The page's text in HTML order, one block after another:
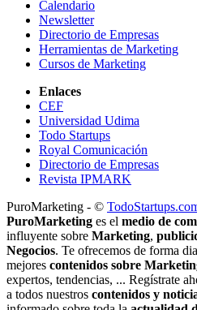
Calendario
Newsletter
Directorio de Empresas
Herramientas de Marketing
Cursos de Marketing
Enlaces
CEF
Universidad Udima
Todo Startups
Royal Comunicación
Directorio de Empresas
Revista IPMARK
PuroMarketing - ©
PuroMarketing es el medio de
influyente sobre Marketing,
Negocios. Te ofrecemos de forma
mejores contenidos sobre
expertos, tendencias, ... Regístrate
a todos nuestros contenidos y